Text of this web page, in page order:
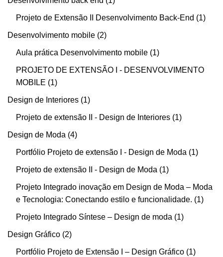
Projeto de Extensão II Desenvolvimento Back-End 1
Desenvolvimento mobile 2
Aula prática Desenvolvimento mobile 1
PROJETO DE EXTENSÃO I - DESENVOLVIMENTO
MOBILE
1
Design de Interiores 1
Projeto de extensão II - Design de Interiores 1
Design de Moda 4
Portfólio Projeto de extensão I - Design de Moda 1
Projeto de extensão II - Design de Moda 1
Projeto Integrado inovação em Design de Moda – Moda
e Tecnologia: Conectando estilo e funcionalidade.
1
Projeto Integrado Síntese – Design de moda 1
Design Gráfico 2
Portfólio Projeto de Extensão I – Design Gráfico 1